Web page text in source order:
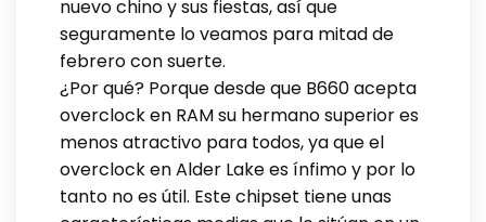
nuevo chino y sus fiestas, así que
seguramente lo veamos para mitad de
febrero con suerte.
¿Por qué? Porque desde que B660 acepta
overclock en RAM su hermano superior es
menos atractivo para todos, ya que el
overclock en Alder Lake es ínfimo y por lo
tanto no es útil. Este chipset tiene unas